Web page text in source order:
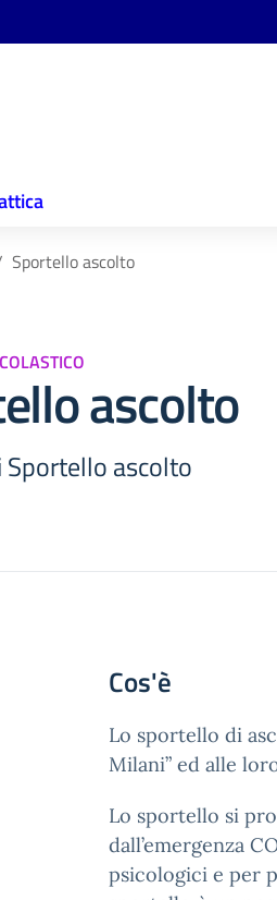
Sportello ascolto
ascolto
Sportello ascolto
Cos'è
Lo sportello di
Milani” ed alle
Lo sportello si
dall’emergenza
psicologici e per